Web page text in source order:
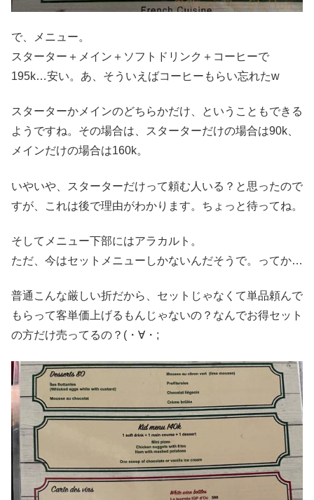
で、メニュー。
スターター＋メイン＋ソフトドリンク＋コーヒーで
195k…安い。あ、そういえばコーヒーもらい忘れたw
スターターかメインのどちらかだけ、ということもできる
ようですね。その場合は、スターターだけの場合は90k、
メインだけの場合は160k。
いやいや、スターターだけって頼む人いる？と思ったので
すが、これは後で理由がわかります。ちょっと待ってね。
そしてメニュー下部にはアラカルト。
ただ、今はセットメニューしかないんだそうで。ってか…
普通こんな厳しい折だから、セットじゃなくて単品頼んで
もらって客単価上げるもんじゃないの？なんでお得セット
の方だけ売ってるの？(・∀・;